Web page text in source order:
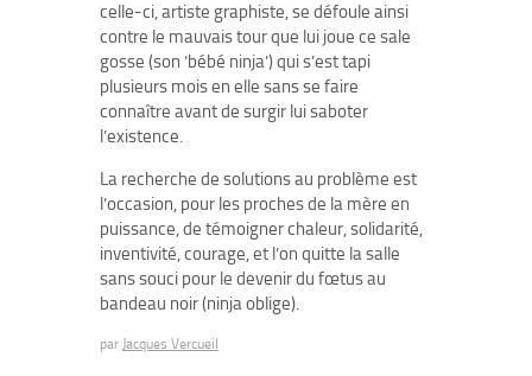
celle-ci, artiste graphiste, se défoule ainsi
contre le mauvais tour que lui joue ce sale
gosse (son ’bébé ninja’) qui s’est tapi
plusieurs mois en elle sans se faire
connaître avant de surgir lui saboter
l’existence.
La recherche de solutions au problème est
l’occasion, pour les proches de la mère en
puissance, de témoigner chaleur, solidarité,
inventivité, courage, et l’on quitte la salle
sans souci pour le devenir du fœtus au
bandeau noir (ninja oblige).
par Jacques Vercueil